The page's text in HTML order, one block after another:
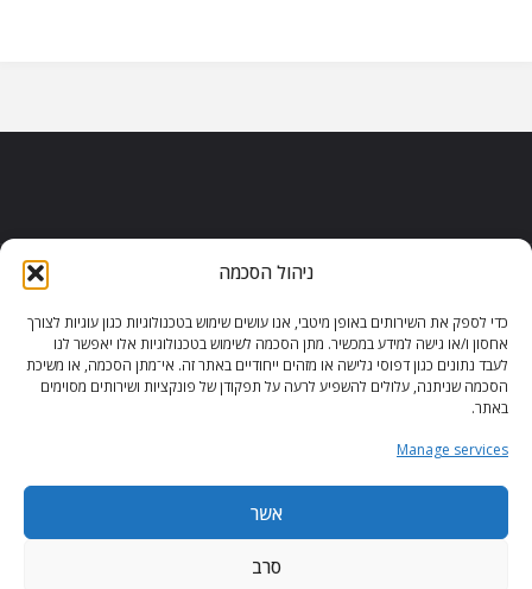
ניהול הסכמה
כדי לספק את השירותים באופן מיטבי, אנו עושים שימוש בטכנולוגיות כגון עוגיות לצורך
אחסון ו/או גישה למידע במכשיר. מתן הסכמה לשימוש בטכנולוגיות אלו יאפשר לנו
לעבד נתונים כגון דפוסי גלישה או מזהים ייחודיים באתר זה. אי־מתן הסכמה, או משיכת
הסכמה שניתנה, עלולים להשפיע לרעה על תפקודן של פונקציות ושירותים מסוימים
באתר.
Manage services
אשר
סרב
הצהרת נגישות | משחקי וורדל
|
הורדות משחקים
| משחקים בזול
|
מדיניות פרטיות לאחסון עוגיות (ישראל)
כל הזכויות שמורות - איתי ברנר - 2024